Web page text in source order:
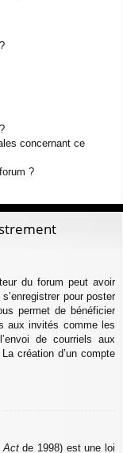
concernant ce
?
du forum peut avoir
pour poster
permet de bénéficier
aux invités comme les
de courriels aux
création d’un compte
Actde 1998) est une loi